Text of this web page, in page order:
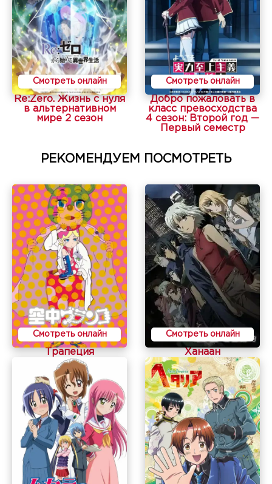
Смотреть онлайн
Re:Zero. Жизнь с нуля
в альтернативном
мире 2 сезон
Смотреть онлайн
Добро пожаловать в
класс превосходства
4 сезон: Второй год —
Первый семестр
РЕКОМЕНДУЕМ ПОСМОТРЕТЬ
Смотреть онлайн
Трапеция
Смотреть онлайн
Ханаан